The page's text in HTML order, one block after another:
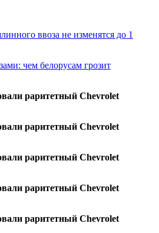
ввоза не изменятся до 1
чем белорусам грозит